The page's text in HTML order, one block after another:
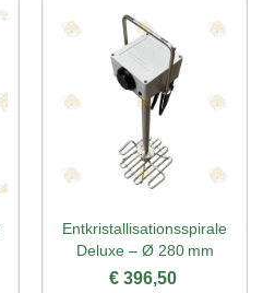
Entkristallisationsspirale
Deluxe – Ø 280 mm
€ 396,50